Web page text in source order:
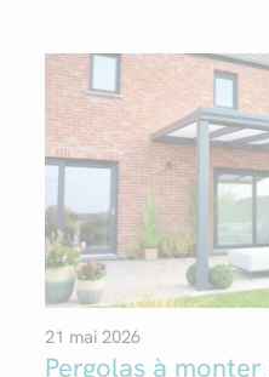
Pergolas à monter
21 mai 2026